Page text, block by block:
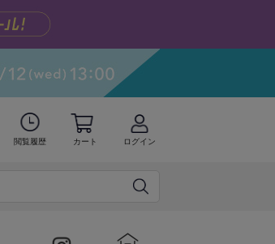
閲覧履歴 カート ログイン